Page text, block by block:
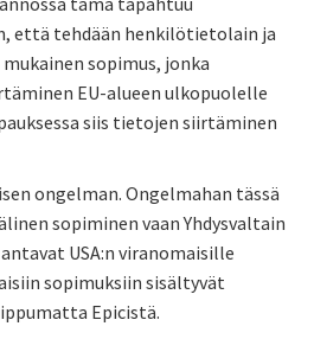
että tehdään henkilötietolain ja
sopimus, jonka
EU-alueen ulkopuolelle
siis tietojen siirtäminen
ongelman. Ongelmahan tässä
sopiminen vaan Yhdysvaltain
USA:n viranomaisille
sopimuksiin sisältyvät
Epicistä.